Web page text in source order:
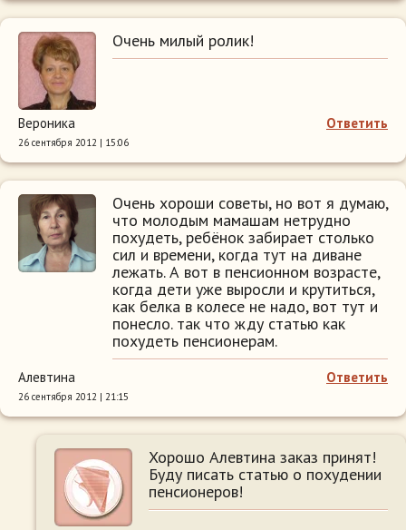
Очень милый ролик!
Ответить
Вероника
26 сентября 2012 | 15:06
Очень хороши советы, но вот я думаю,
что молодым мамашам нетрудно
похудеть, ребёнок забирает столько
сил и времени, когда тут на диване
лежать. А вот в пенсионном возрасте,
когда дети уже выросли и крутиться,
как белка в колесе не надо, вот тут и
понесло. так что жду статью как
похудеть пенсионерам.
Ответить
Алевтина
26 сентября 2012 | 21:15
Хорошо Алевтина заказ принят!
Буду писать статью о похудении
пенсионеров!